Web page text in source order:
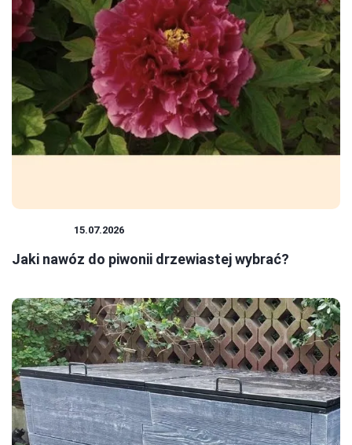
15.07.2026
Jaki nawóz do piwonii drzewiastej wybrać?